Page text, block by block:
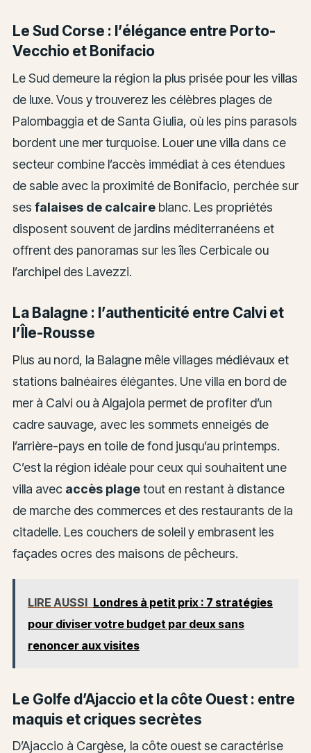
Le Sud Corse : l’élégance entre Porto-
Vecchio et Bonifacio
Le Sud demeure la région la plus prisée pour les villas
de luxe. Vous y trouverez les célèbres plages de
Palombaggia et de Santa Giulia, où les pins parasols
bordent une mer turquoise. Louer une villa dans ce
secteur combine l’accès immédiat à ces étendues
de sable avec la proximité de Bonifacio, perchée sur
ses falaises de calcaireblanc. Les propriétés
disposent souvent de jardins méditerranéens et
offrent des panoramas sur les îles Cerbicale ou
l’archipel des Lavezzi.
La Balagne : l’authenticité entre Calvi et
l’Île-Rousse
Plus au nord, la Balagne mêle villages médiévaux et
stations balnéaires élégantes. Une villa en bord de
mer à Calvi ou à Algajola permet de profiter d’un
cadre sauvage, avec les sommets enneigés de
l’arrière-pays en toile de fond jusqu’au printemps.
C’est la région idéale pour ceux qui souhaitent une
villa avec accès plagetout en restant à distance
de marche des commerces et des restaurants de la
citadelle. Les couchers de soleil y embrasent les
façades ocres des maisons de pêcheurs.
LIRE AUSSI Londres à petit prix : 7 stratégies
pour diviser votre budget par deux sans
renoncer aux visites
Le Golfe d’Ajaccio et la côte Ouest : entre
maquis et criques secrètes
D’Ajaccio à Cargèse, la côte ouest se caractérise